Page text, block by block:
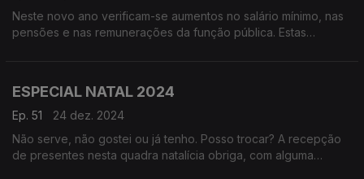
Neste novo ano verificam-se aumentos no salário mínimo, nas
pensões e nas remunerações da função pública. Estas
ESPECIAL NATAL 2024
Ep. 51
24 dez. 2024
Não serve, não gostei ou já tenho. Posso trocar? A recepção
de presentes nesta quadra natalícia obriga, com alguma